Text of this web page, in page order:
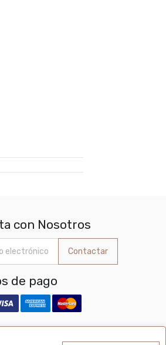
con Nosotros
Contactar
de pago